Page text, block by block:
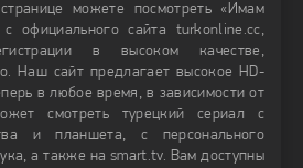
можете посмотреть «Имам
с официального сайта turkonline.cc,
в высоком качестве,
Наш сайт предлагает высокое HD-
в любое время, в зависимости от
смотреть турецкий сериал с
и планшета, с персонального
а также на smart.tv. Вам доступны